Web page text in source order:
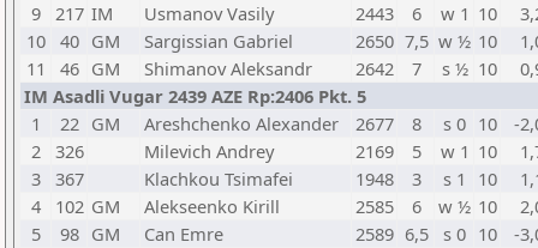
9 217 IM Usmanov Vasily 2443 6 w 1 10
10 40 GM Sargissian Gabriel 2650 7,5 w ½ 10
11
46 GM Shimanov Aleksandr 2642 7 s ½ 10
IM Asadli Vugar 2439 AZE Rp:2406 Pkt. 5
1
22 GM Areshchenko Alexander 2677 8 s 0 10
-
2 326 Milevich Andrey 2169 5 w 1 10
3 367 Klachkou Tsimafei 1948 3 s 1 10
4
102 GM Alekseenko Kirill 2585 6 w ½ 10
5
98 GM Can Emre 2589 6,5 s 0 10
-